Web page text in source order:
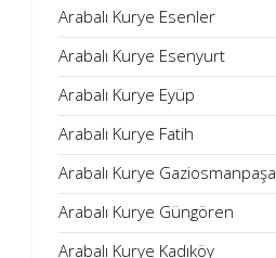
Arabalı Kurye Esenler
Arabalı Kurye Esenyurt
Arabalı Kurye Eyüp
Arabalı Kurye Fatih
Arabalı Kurye Gaziosmanpaşa
Arabalı Kurye Güngören
Arabalı Kurye Kadıköy